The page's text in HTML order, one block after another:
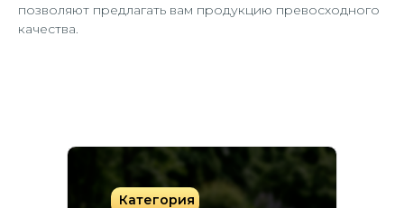
позволяют предлагать вам продукцию превосходного
качества.
Категория